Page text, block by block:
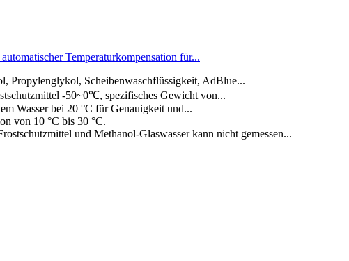
Temperaturkompensation für...
Propylenglykol, Scheibenwaschflüssigkeit, AdBlue...
-50~0℃, spezifisches Gewicht von...
Wasser bei 20 °C für Genauigkeit und...
von 10 °C bis 30 °C.
und Methanol-Glaswasser kann nicht gemessen...